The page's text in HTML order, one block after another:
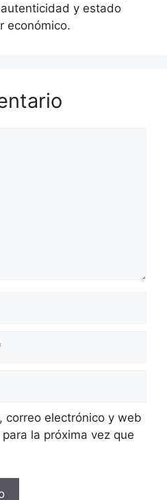
y estado
económico.
correo electrónico y web
la próxima vez que